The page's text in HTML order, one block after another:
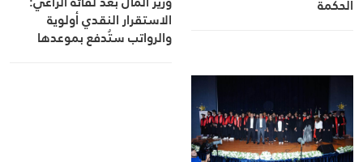
الحكمة
الاستقرار النقدي أولوية
والرواتب ستُدفع بموعدها